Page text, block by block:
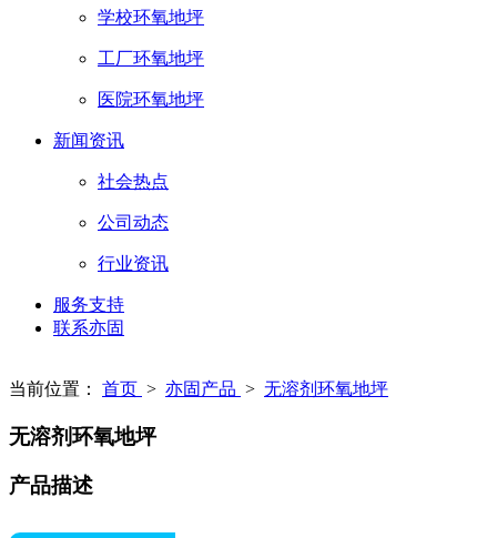
学校环氧地坪
工厂环氧地坪
医院环氧地坪
新闻资讯
社会热点
公司动态
行业资讯
服务支持
联系亦固
当前位置： 首页 > 亦固产品 > 无溶剂环氧地坪
无溶剂环氧地坪
产品描述